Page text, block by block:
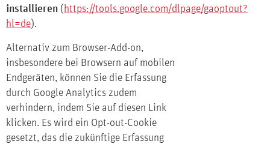
installieren ( https://tools.google.com/dlpage/gaoptout?
hl=de).
Alternativ zum Browser-Add-on,
insbesondere bei Browsern auf mobilen
Endgeräten, können Sie die Erfassung
durch Google Analytics zudem
verhindern, indem Sie auf diesen Link
klicken. Es wird ein Opt-out-Cookie
gesetzt, das die zukünftige Erfassung